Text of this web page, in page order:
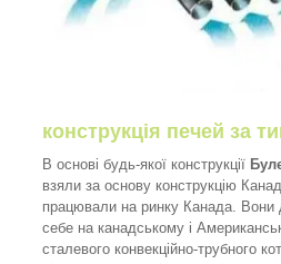
конструкція печей за
В основі будь-якої конструкції
взяли за основу конструкцію
працювали на ринку Канада. Вони
себе на канадському і
сталевого конвекційно-трубного